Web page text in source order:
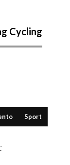
Cycling
Sport